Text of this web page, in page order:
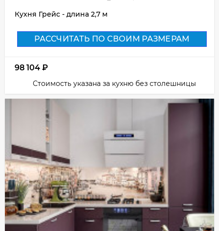
Кухня Грейс - длина 2,7 м
РАССЧИТАТЬ ПО СВОИМ РАЗМЕРАМ
98 104 ₽
Стоимость указана за кухню без столешницы